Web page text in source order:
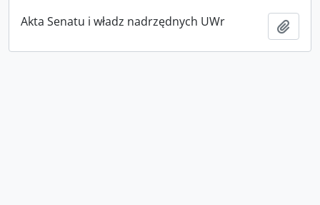
Akta Senatu i władz nadrzędnych UWr